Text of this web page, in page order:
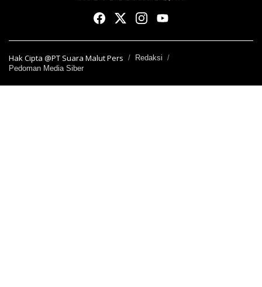
Hak Cipta @PT Suara Malut Pers
Redaksi
Pedoman Media Siber